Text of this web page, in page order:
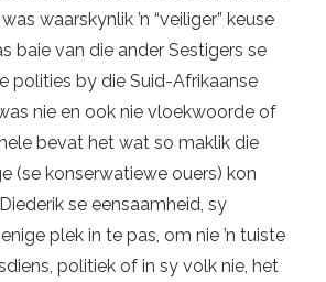
waarskynlik ’n “veiliger” keuse
baie van die ander Sestigers se
polities by die Suid-Afrikaanse
nie en ook nie vloekwoorde of
bevat het wat so maklik die
(se konserwatiewe ouers) kon
se eensaamheid, sy
plek in te pas, om nie ’n tuiste
politiek of in sy volk nie, het